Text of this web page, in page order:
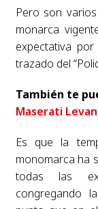
Pero son
monarca
expectativa
trazado del
También te
Maserati
Es que la
monomarca ha
todas las
congregando